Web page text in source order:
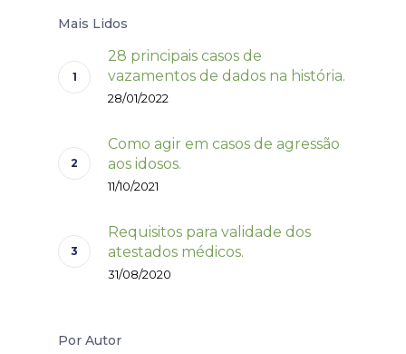
Mais Lidos
28 principais casos de
vazamentos de dados na história.
28/01/2022
Como agir em casos de agressão
aos idosos.
11/10/2021
Requisitos para validade dos
atestados médicos.
31/08/2020
Por Autor